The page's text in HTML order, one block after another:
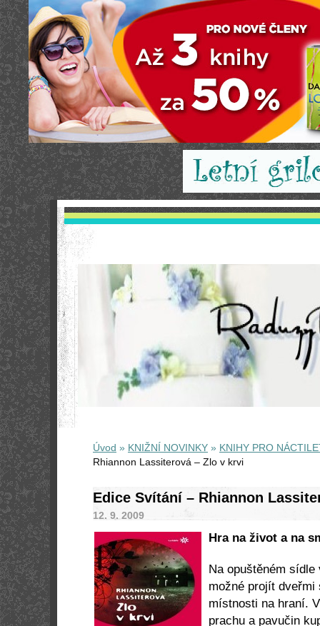
Úvod » KNIŽNÍ NOVINKY » KNIHY PRO
Rhiannon Lassiterová – Zlo v krvi
Edice Svítání – Rhiannon
12. 9. 2009
Hra na život a na
Na opuštěném
možné projít dveřmi
místnosti na hraní.
prachu a pavučin